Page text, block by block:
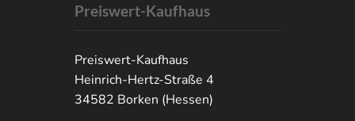
Preiswert-Kaufhaus
Preiswert-Kaufhaus
Heinrich-Hertz-Straße 4
34582 Borken (Hessen)